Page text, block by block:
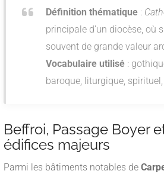
Définition thématique :
principale d’un diocèse, où
souvent de grande valeur
Vocabulaire utilisé :
baroque, liturgique,
Beffroi, Passage Boyer
édifices majeurs
Parmi les bâtiments notables de